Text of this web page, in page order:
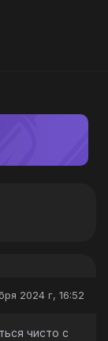
2024 г, 16:52
чисто с